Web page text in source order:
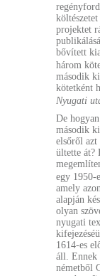
projektet
bővített
három
második
kötetként
Nyugati
De
második
elsőről azt
ültette át?
egy 1950-
amely
alapján
olyan
nyugati
1614-es
áll. Ennek
németből